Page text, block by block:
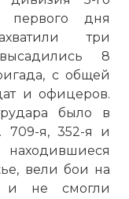
первого дня
три
8
с общей
и офицеров.
было в
709-я, 352-я и
вели бои на
и не смогли